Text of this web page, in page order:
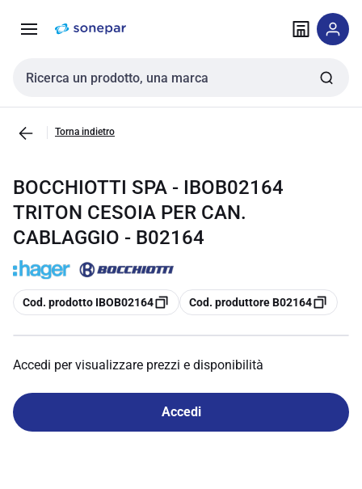
navigazione alla
Cerca input
Torna indietro
BOCCHIOTTI SPA - IBOB02164
TRITON CESOIA PER CAN.
CABLAGGIO - B02164
copia
Cod. prodotto IBOB02164 copia
Cod. produttore B02164
Accedi per visualizzare prezzi e disponibilità
Accedi